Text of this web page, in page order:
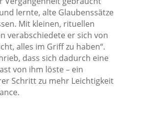
lernte, alte Glaubenssätze
Mit kleinen, rituellen
verabschiedete er sich von
alles im Griff zu haben“.
dass sich dadurch eine
von ihm löste – ein
Schritt zu mehr Leichtigkeit